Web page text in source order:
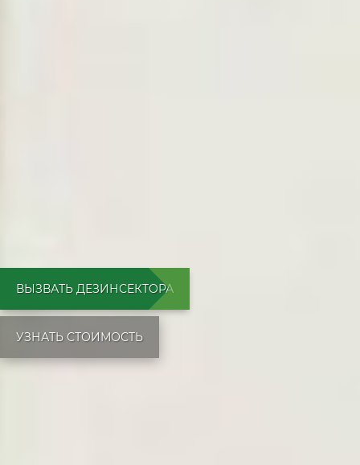
ВЫЗВАТЬ ДЕЗИНСЕКТОРА
УЗНАТЬ СТОИМОСТЬ